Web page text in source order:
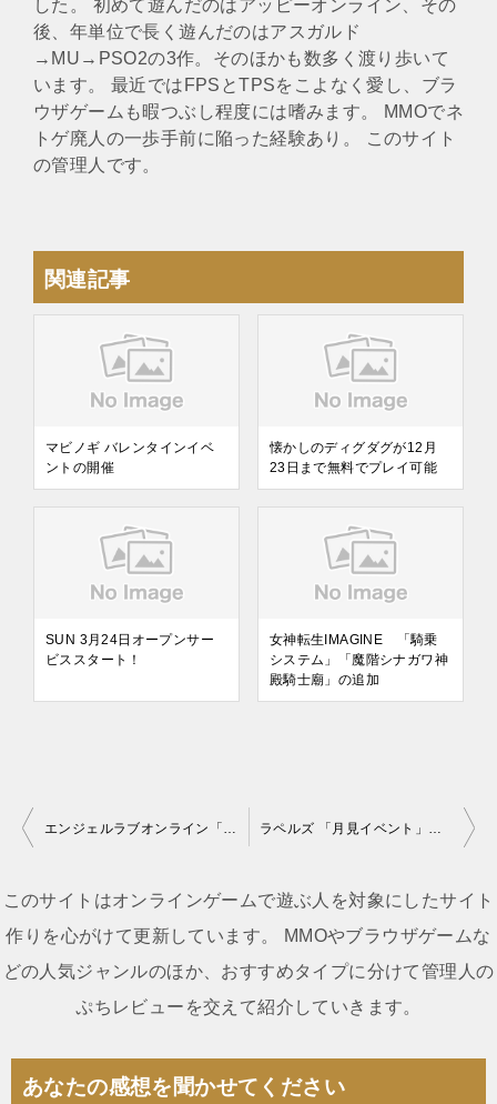
した。 初めて遊んだのはアッピーオンライン、その
後、年単位で長く遊んだのはアスガルド
→MU→PSO2の3作。そのほかも数多く渡り歩いて
います。 最近ではFPSとTPSをこよなく愛し、ブラ
ウザゲームも暇つぶし程度には嗜みます。 MMOでネ
トゲ廃人の一歩手前に陥った経験あり。 このサイト
の管理人です。
関連記事
マビノギ バレンタインイベ
ントの開催
懐かしのディグダグが12月
23日まで無料でプレイ可能
SUN 3月24日オープンサー
ビススタート！
女神転生IMAGINE 「騎乗
システム」「魔階シナガワ神
殿騎士廟」の追加
投
ナ
ビ
ゲ
シ
ョ
エンジェルラブオンライン「Mコイン」詳細発表 ラペルズ 「月見イベント」秋の月見リターンズ開催
このサイトはオンラインゲームで遊ぶ人を対象にしたサイト
作りを心がけて更新しています。 MMOやブラウザゲームな
どの人気ジャンルのほか、おすすめタイプに分けて管理人の
ぷちレビューを交えて紹介していきます。
あなたの感想を聞かせてください